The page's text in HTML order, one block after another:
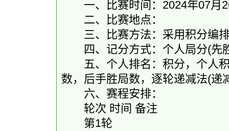
一、比赛时间：2024年07月
二、比赛地点：
三、比赛方法：采用积分编排
四、记分方式：个人局分(先
五、个人排名：积分，个人积
数，后手胜局数，逐轮递减法(递
六、赛程安排：
轮次 时间 备注
第1轮